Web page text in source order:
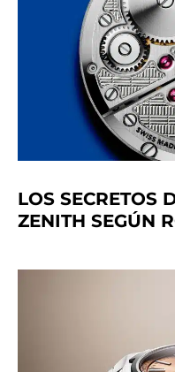
LOS SECRETOS
ZENITH SEGÚN